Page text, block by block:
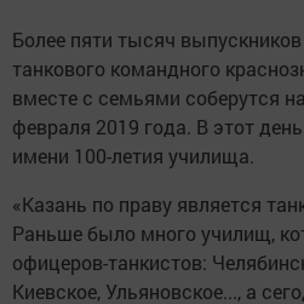
Более пяти тысяч
танкового командного
вместе с семьями соберутся
февраля 2019 года. В этот
имени 100-летия училища.
«Казань по праву является
Раньше было много училищ,
офицеров-танкистов:
Киевское, Ульяновское..., а